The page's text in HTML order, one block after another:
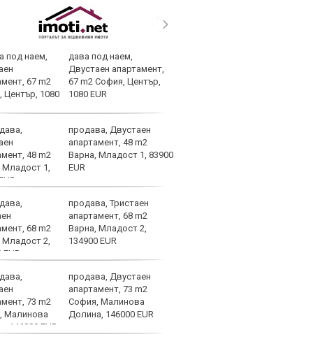
дава под наем,
Двустаен апартамент,
67 m2 София, Център,
1080 EUR
продава, Двустаен
апартамент, 48 m2
Варна, Младост 1, 83900
EUR
продава, Тристаен
апартамент, 68 m2
Варна, Младост 2,
134900 EUR
продава, Двустаен
апартамент, 73 m2
София, Малинова
Долина, 146000 EUR